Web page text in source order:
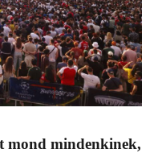
mond mindenkinek,